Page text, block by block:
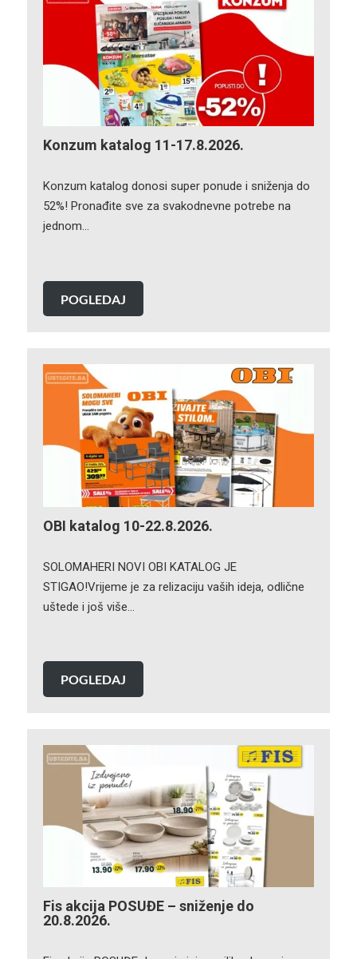
Konzum katalog 11-17.8.2026.
Konzum katalog donosi super ponude i sniženja do
52%! Pronađite sve za svakodnevne potrebe na
jednom…
POGLEDAJ
OBI katalog 10-22.8.2026.
SOLOMAHERI NOVI OBI KATALOG JE
STIGAO!Vrijeme je za relizaciju vaših ideja, odlične
uštede i još više…
POGLEDAJ
Fis akcija POSUĐE – sniženje do
20.8.2026.